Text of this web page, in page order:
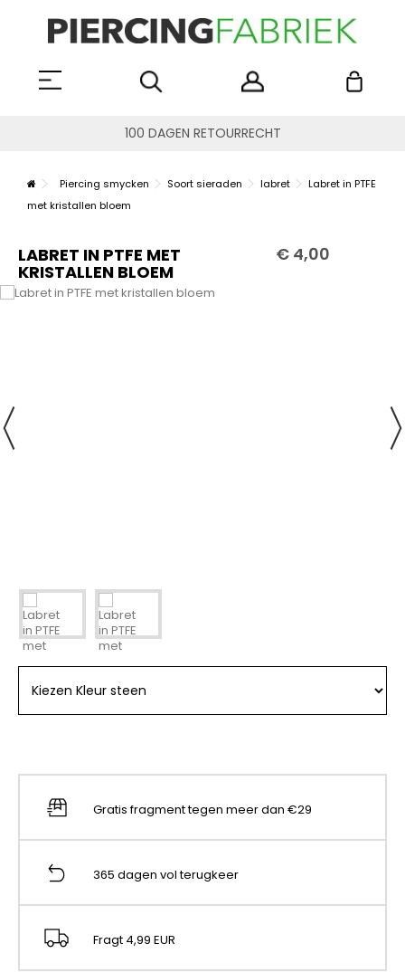
100 DAGEN RETOURRECHT
Piercing smycken Soort sieraden labret
Labret in PTFE
met kristallen bloem
LABRET IN PTFE MET
KRISTALLEN BLOEM
€ 4,00
Gratis fragment tegen meer dan €29
365 dagen vol terugkeer
Fragt 4,99 EUR